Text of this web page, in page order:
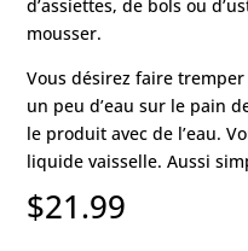
d’assiettes, de bols ou
mousser.
Vous désirez faire
un peu d’eau sur le pain
le produit avec de l’eau.
liquide vaisselle. Aussi
$21.99